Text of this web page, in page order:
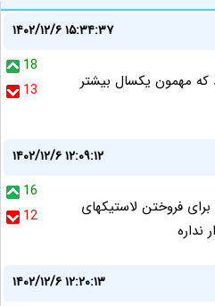
۱۴۰۲/۱۲/۶ ۱۵:۳۴:۳۷
18
13
که مهمون یکسال بیشتر
۱۴۰۲/۱۲/۶ ۱۲:۰۹:۱۲
16
12
فروختن لاستیکهای
نداره
۱۴۰۲/۱۲/۶ ۱۲:۲۰:۱۳